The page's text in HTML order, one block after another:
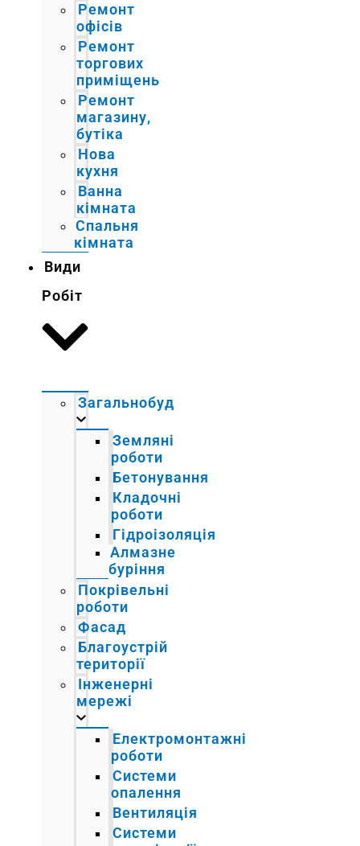
Ремонт
офісів
Ремонт
торгових
приміщень
Ремонт
магазину,
бутіка
Нова
кухня
Ванна
кімната
Спальня
кімната
Види
Робіт
Загальнобуд
Земляні
роботи
Бетонування
Кладочні
роботи
Гідроізоляція
Алмазне
буріння
Покрівельні
роботи
Фасад
Благоустрій
території
Інженерні
мережі
Електромонтажні
роботи
Системи
опалення
Вентиляція
Системи